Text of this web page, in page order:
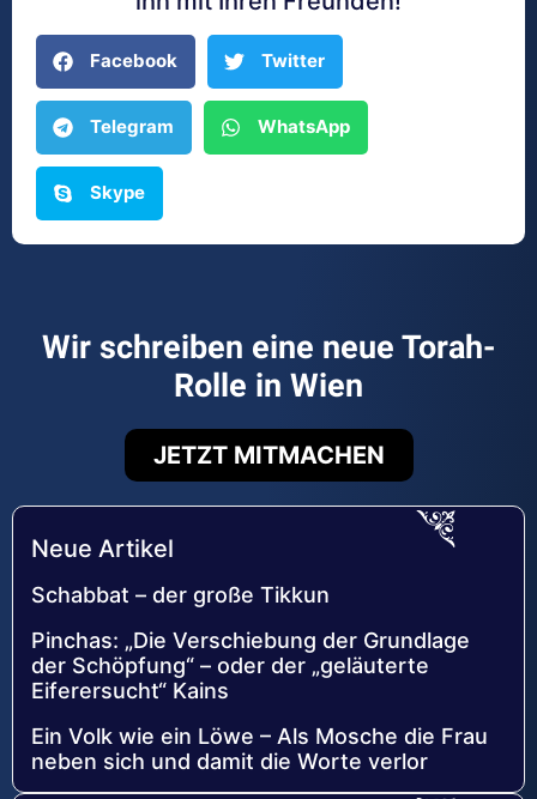
Facebook Twitter
Telegram WhatsApp
Skype
Wir schreiben eine neue Torah-
Rolle in Wien
JETZT MITMACHEN
Neue Artikel
Schabbat – der große Tikkun
Pinchas: „Die Verschiebung der Grundlage
der Schöpfung“ – oder der „geläuterte
Eiferersucht“ Kains
Ein Volk wie ein Löwe – Als Mosche die Frau
neben sich und damit die Worte verlor